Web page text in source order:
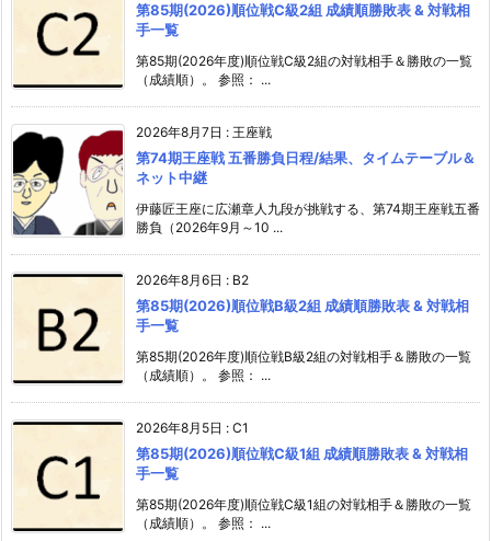
第85期(2026)順位戦C級2組 成績順勝敗表 & 対戦相
手一覧
第85期(2026年度)順位戦C級2組の対戦相手＆勝敗の一覧
（成績順）。 参照： ...
2026年8月7日 : 王座戦
第74期王座戦 五番勝負日程/結果、タイムテーブル＆
ネット中継
伊藤匠王座に広瀬章人九段が挑戦する、第74期王座戦五番
勝負（2026年9月～10 ...
2026年8月6日 : B2
第85期(2026)順位戦B級2組 成績順勝敗表 & 対戦相
手一覧
第85期(2026年度)順位戦B級2組の対戦相手＆勝敗の一覧
（成績順）。 参照： ...
2026年8月5日 : C1
第85期(2026)順位戦C級1組 成績順勝敗表 & 対戦相
手一覧
第85期(2026年度)順位戦C級1組の対戦相手＆勝敗の一覧
（成績順）。 参照： ...